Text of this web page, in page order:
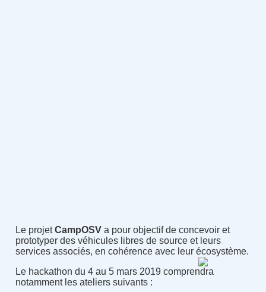
Le projetCampOSVa pour objectif de concevoir et
prototyper des véhicules libres de source et leurs
services associés, en cohérence avec leur écosystème.
Le hackathon du 4 au 5 mars 2019 comprendra
notamment les ateliers suivants :